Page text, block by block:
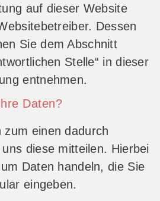
auf dieser Website
Dessen
Sie dem Abschnitt
Stelle“ in dieser
entnehmen.
Daten?
einen dadurch
diese mitteilen. Hierbei
Daten handeln, die Sie
eingeben.